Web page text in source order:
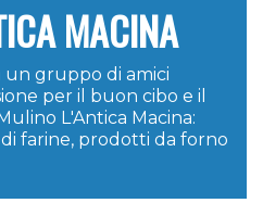
MACINA
un gruppo di amici
per il buon cibo e il
L'Antica Macina:
farine, prodotti da forno